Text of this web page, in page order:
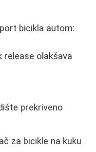
bicikla autom:
release olakšava
prekriveno
za bicikle na kuku